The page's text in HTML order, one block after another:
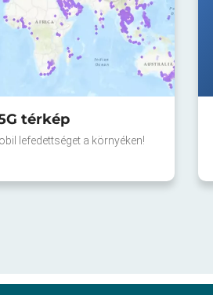
térkép
lefedettséget a környéken!